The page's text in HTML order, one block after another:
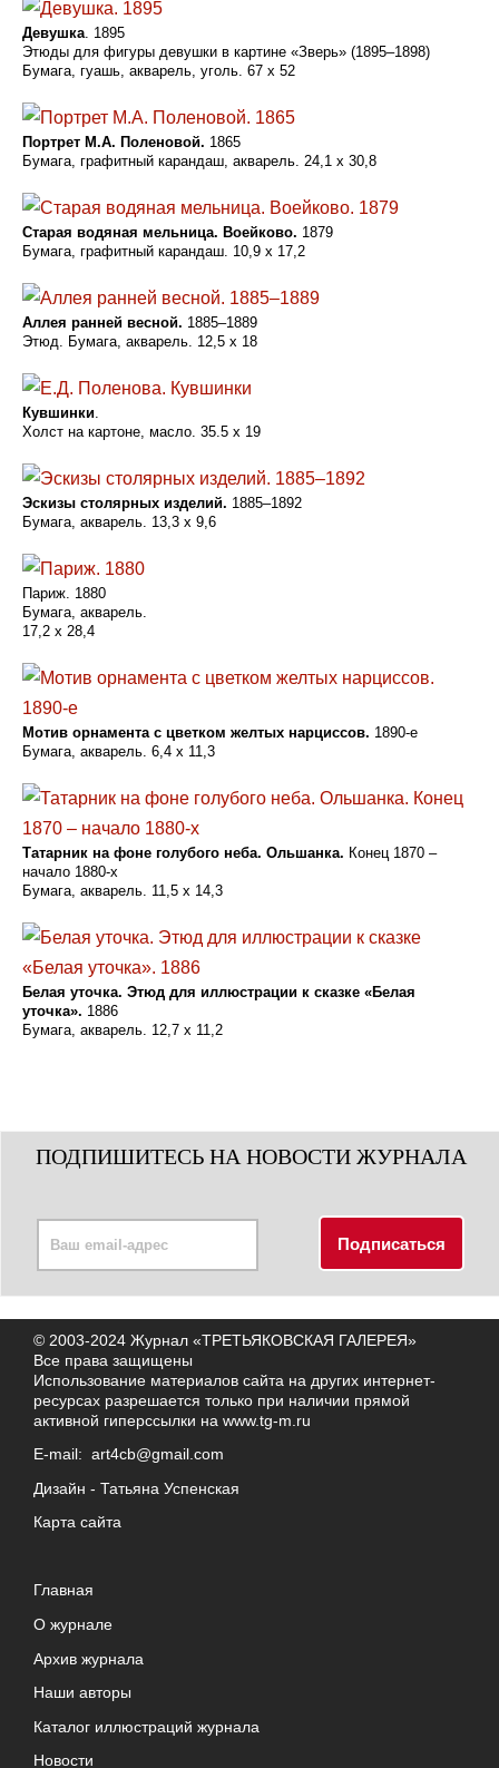
Девушка. 1895
Этюды для фигуры девушки в картине «Зверь» (1895–1898)
Бумага, гуашь, акварель, уголь. 67 x 52
Портрет М.А. Поленовой. 1865
Бумага, графитный карандаш, акварель. 24,1 x 30,8
Старая водяная мельница. Воейково. 1879
Бумага, графитный карандаш. 10,9 x 17,2
Аллея ранней весной. 1885–1889
Этюд. Бумага, акварель. 12,5 x 18
Кувшинки.
Холст на картоне, масло. 35.5 x 19
Эскизы столярных изделий. 1885–1892
Бумага, акварель. 13,3 x 9,6
Париж. 1880
Бумага, акварель.
17,2 x 28,4
Мотив орнамента с цветком желтых нарциссов. 1890-е
Бумага, акварель. 6,4 x 11,3
Татарник на фоне голубого неба. Ольшанка. Конец 1870 –
начало 1880-х
Бумага, акварель. 11,5 x 14,3
Белая уточка. Этюд для иллюстрации к сказке «Белая
уточка». 1886
Бумага, акварель. 12,7 x 11,2
ПОДПИШИТЕСЬ НА НОВОСТИ ЖУРНАЛА
© 2003-2024 Журнал «ТРЕТЬЯКОВСКАЯ ГАЛЕРЕЯ»
Все права защищены
Использование материалов сайта на других интернет-
ресурсах разрешается только при наличии прямой
активной гиперссылки на www.tg-m.ru
E-mail: art4cb@gmail.com
Дизайн - Татьяна Успенская
Карта сайта
Главная
О журнале
Архив журнала
Наши авторы
Каталог иллюстраций журнала
Новости